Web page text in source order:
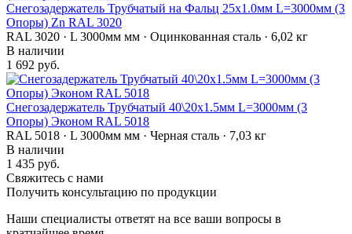
Снегозадержатель Трубчатый на Фальц 25х1.0мм L=3000мм (3
Опоры) Zn RAL 3020
RAL 3020 · L 3000мм мм · Оцинкованная сталь · 6,02 кг
В наличии
1 692 руб.
Снегозадержатель Трубчатый 40\20х1.5мм L=3000мм (3
Опоры) Эконом RAL 5018
RAL 5018 · L 3000мм мм · Черная сталь · 7,03 кг
В наличии
1 435 руб.
Свяжитесь с нами
Получить консультацию по продукции
Наши специалисты ответят на все ваши вопросы в